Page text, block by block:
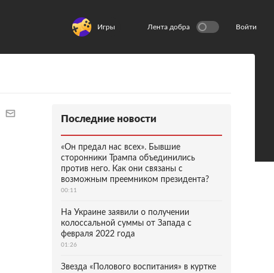
Игры Лента добра Войти
Последние новости
«Он предал нас всех». Бывшие
сторонники Трампа объединились
против него. Как они связаны с
возможным преемником президента?
00:11
На Украине заявили о получении
колоссальной суммы от Запада с
февраля 2022 года
01:26
Звезда «Полового воспитания» в куртке